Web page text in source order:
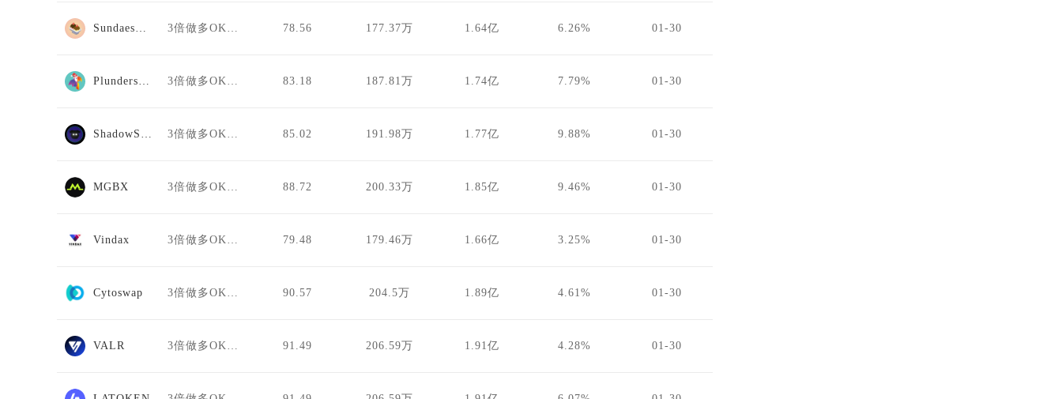
78.56 177.37万 1.64亿 6.26% 01-30
83.18 187.81万 1.74亿 7.79% 01-30
85.02 191.98万 1.77亿 9.88% 01-30
MGBX 88.72 200.33万 1.85亿 9.46% 01-30
Vindax 79.48 179.46万 1.66亿 3.25% 01-30
Cytoswap 90.57 204.5万 1.89亿 4.61% 01-30
VALR 91.49 206.59万 1.91亿 4.28% 01-30